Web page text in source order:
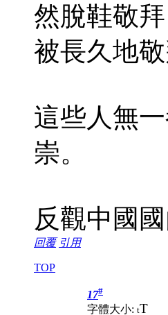
然脫鞋敬
被長久地
這些人無
崇。
反觀中國
回覆 引用
TOP
17#
字體大小: tT